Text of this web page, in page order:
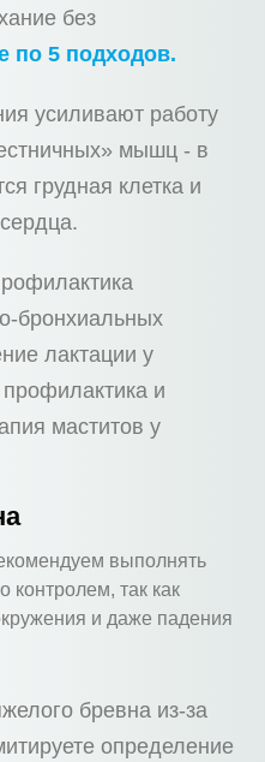
без
по 5 подходов.
усиливают работу
мышц - в
грудная клетка и
бронхиальных
лактации у
и
маститов у
выполнять
контролем, так как
и даже падения
бревна из-за
определение